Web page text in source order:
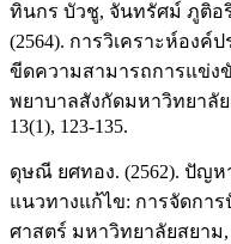
ทินกร บัวชู, จันทรัศม์ ภูติ
(2564). การวิเคราะห์องค์
ขีดความสามารถการแข่ง
พยาบาลสังกัดมหาวิทยาลั
13(1), 123-135.
ดุษณี ยศทอง. (2562). ปัญ
แนวทางแก้ไข: การจัดกา
ศาสตร์ มหาวิทยาลัยสยาม,